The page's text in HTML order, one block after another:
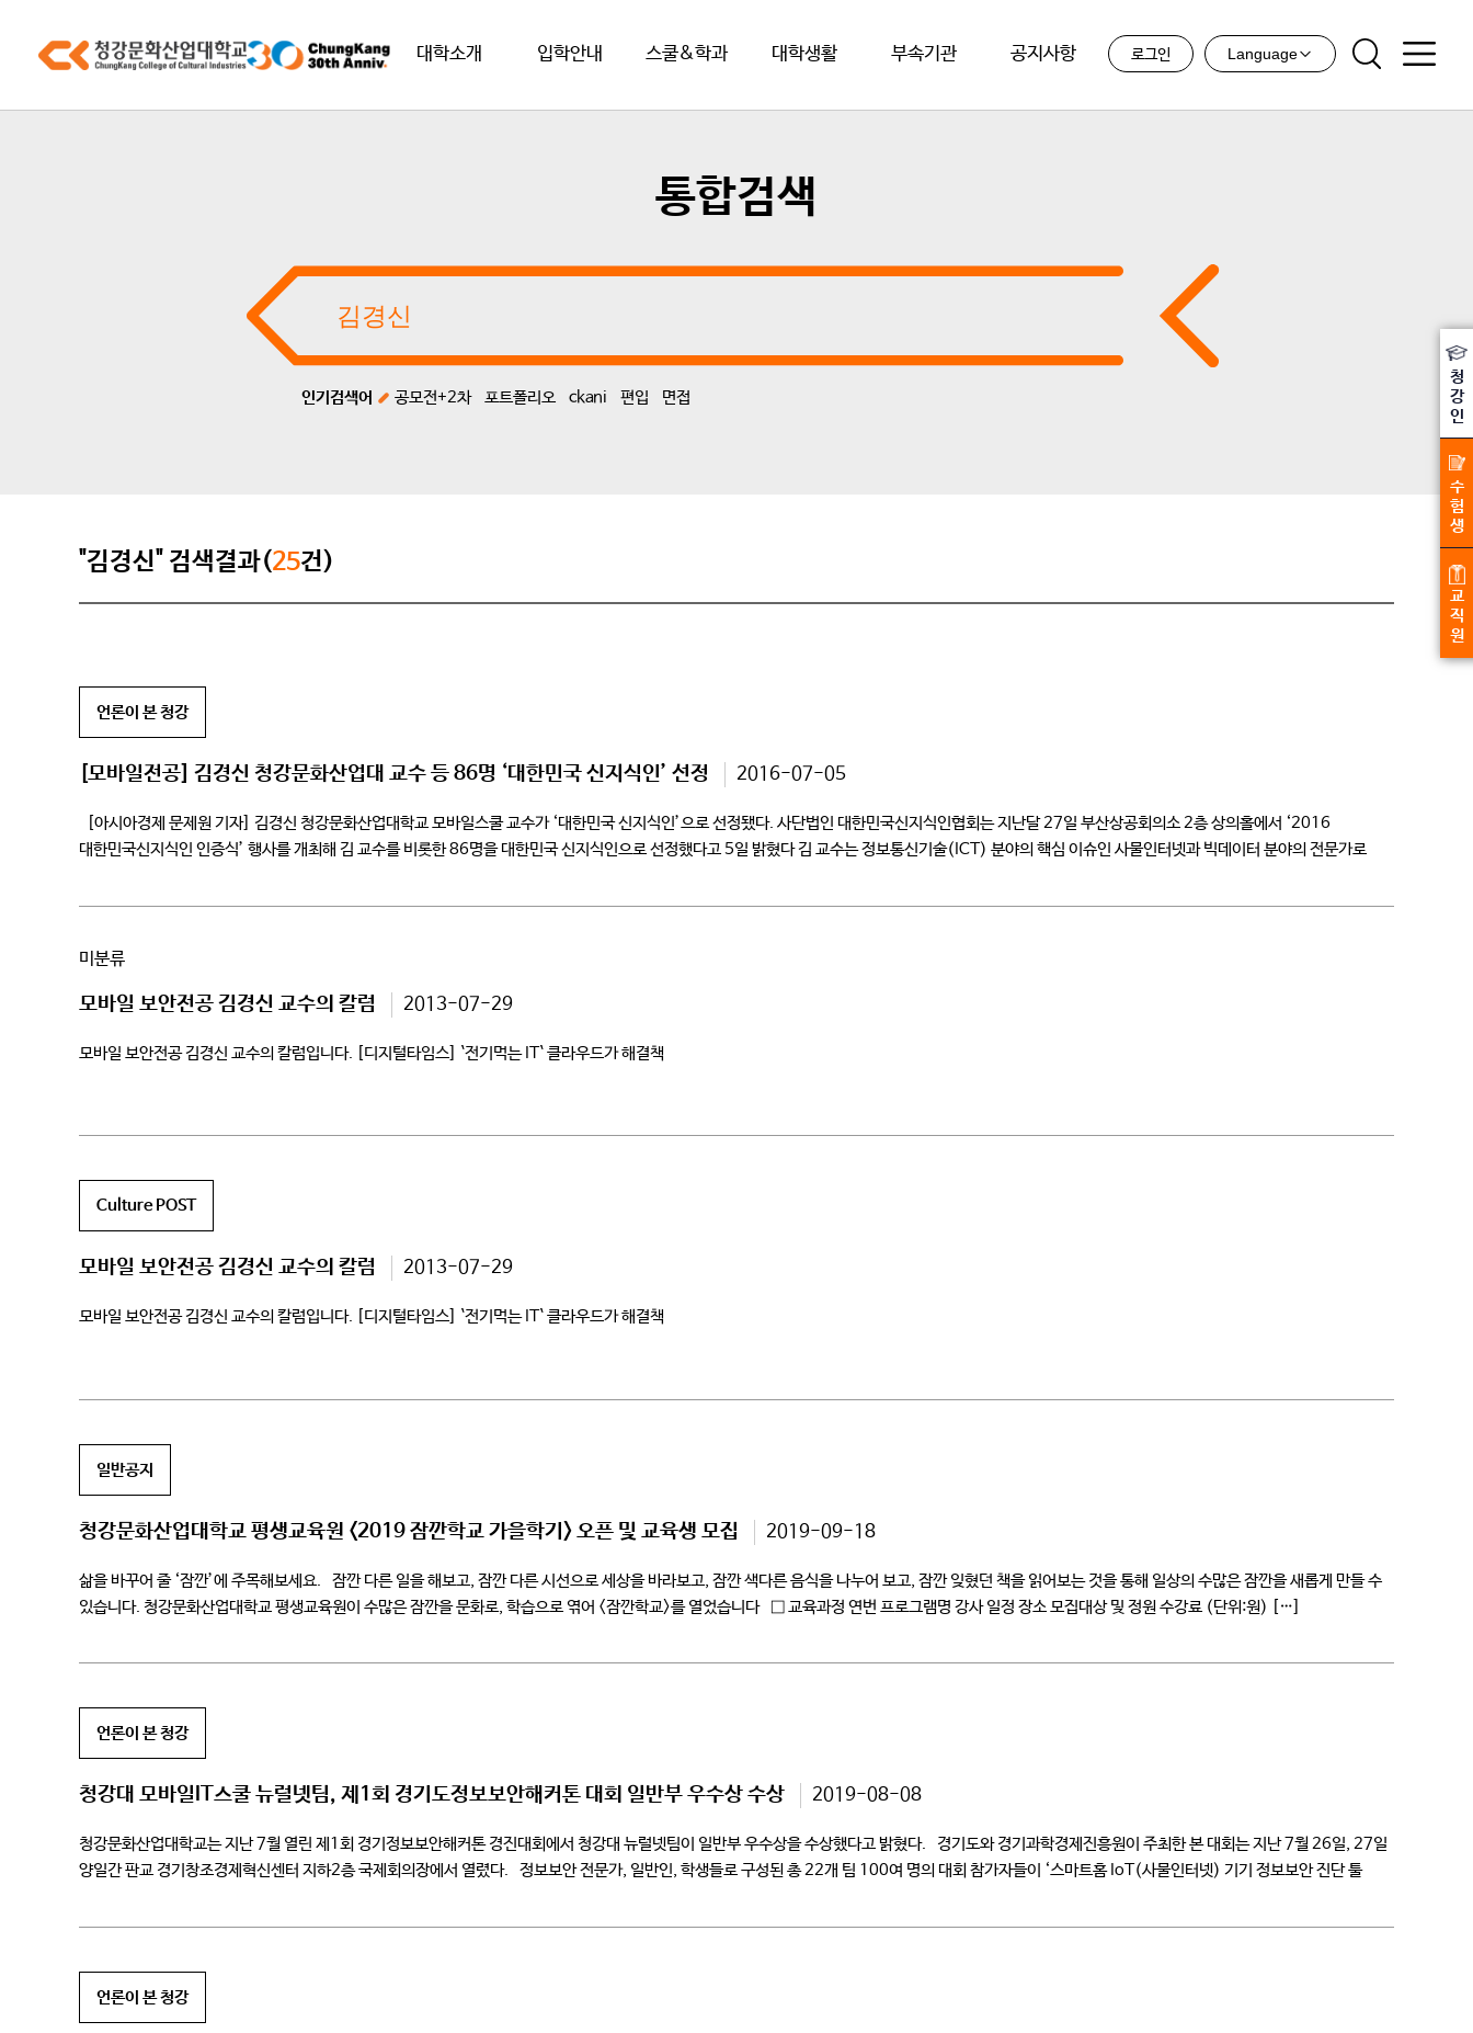
대학소개 입학안내 스쿨&학과 대학생활 부속기관 공지사항 로그인 Language
통합검색
인기검색어 공모전+2차 포트폴리오 ckani 편입 면접
"김경신" 검색결과(25건)
언론이 본 청강
[모바일전공] 김경신 청강문화산업대 교수 등 86명 ‘대한민국 신지식인’ 선정 2016-07-05
[아시아경제 문제원 기자] 김경신 청강문화산업대학교 모바일스쿨 교수가 ‘대한민국 신지식인’으로 선정됐다. 사단법인 대한민국신지식인협회는 지난달 27일 부산상공회의소 2층 상의홀에서 ‘2016
대한민국신지식인 인증식’ 행사를 개최해 김 교수를 비롯한 86명을 대한민국 신지식인으로 선정했다고 5일 밝혔다 김 교수는 정보통신기술(ICT) 분야의 핵심 이슈인 사물인터넷과 빅데이터 분야의 전문가로
미분류
모바일 보안전공 김경신 교수의 칼럼 2013-07-29
모바일 보안전공 김경신 교수의 칼럼입니다. [디지털타임스] `전기먹는 IT` 클라우드가 해결책
Culture POST
모바일 보안전공 김경신 교수의 칼럼 2013-07-29
모바일 보안전공 김경신 교수의 칼럼입니다. [디지털타임스] `전기먹는 IT` 클라우드가 해결책
일반공지
청강문화산업대학교 평생교육원 <2019 잠깐학교 가을학기> 오픈 및 교육생 모집 2019-09-18
삶을 바꾸어 줄 ‘잠깐’에 주목해보세요. 잠깐 다른 일을 해보고, 잠깐 다른 시선으로 세상을 바라보고, 잠깐 색다른 음식을 나누어 보고, 잠깐 잊혔던 책을 읽어보는 것을 통해 일상의 수많은 잠깐을 새롭게 만들 수
있습니다. 청강문화산업대학교 평생교육원이 수많은 잠깐을 문화로, 학습으로 엮어 <잠깐학교>를 열었습니다 □ 교육과정 연번 프로그램명 강사 일정 장소 모집대상 및 정원 수강료 (단위:원) […]
언론이 본 청강
청강대 모바일IT스쿨 뉴럴넷팀, 제1회 경기도정보보안해커톤 대회 일반부 우수상 수상 2019-08-08
청강문화산업대학교는 지난 7월 열린 제1회 경기정보보안해커톤 경진대회에서 청강대 뉴럴넷팀이 일반부 우수상을 수상했다고 밝혔다. 경기도와 경기과학경제진흥원이 주최한 본 대회는 지난 7월 26일, 27일
양일간 판교 경기창조경제혁신센터 지하2층 국제회의장에서 열렸다. 정보보안 전문가, 일반인, 학생들로 구성된 총 22개 팀 100여 명의 대회 참가자들이 ‘스마트홈 IoT(사물인터넷) 기기 정보보안 진단 툴
언론이 본 청강
청
강
인
수
험
생
교
직
원